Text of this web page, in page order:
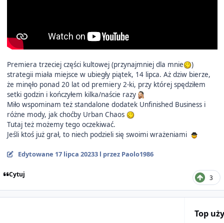
Premiera trzeciej części kultowej (przynajmniej dla mnie
)
strategii miała miejsce w ubiegły piątek, 14 lipca. Aż dziw bierze,
że minęło ponad 20 lat od premiery 2-ki, przy której spędziłem
setki godzin i kończyłem kilka/naście razy
Miło wspominam też standalone dodatek Unfinished Business i
różne mody, jak choćby Urban Chaos
Tutaj też możemy tego oczekiwać.
Jeśli ktoś już grał, to niech podzieli się swoimi wrażeniami
Edytowane 17 lipca 20233 l przez Paolo1986
Cytuj 3
Top